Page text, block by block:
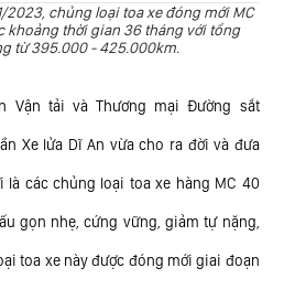
2023, chủng loại toa xe đóng mới MC
khoảng thời gian 36 tháng với tổng
từ 395.000 - 425.000km.
Vận tải và Thương mại Đường sắt
Xe lửa Dĩ An vừa cho ra đời và đưa
các chủng loại toa xe hàng MC 40
gọn nhẹ, cứng vững, giảm tự nặng,
toa xe này được đóng mới giai đoạn